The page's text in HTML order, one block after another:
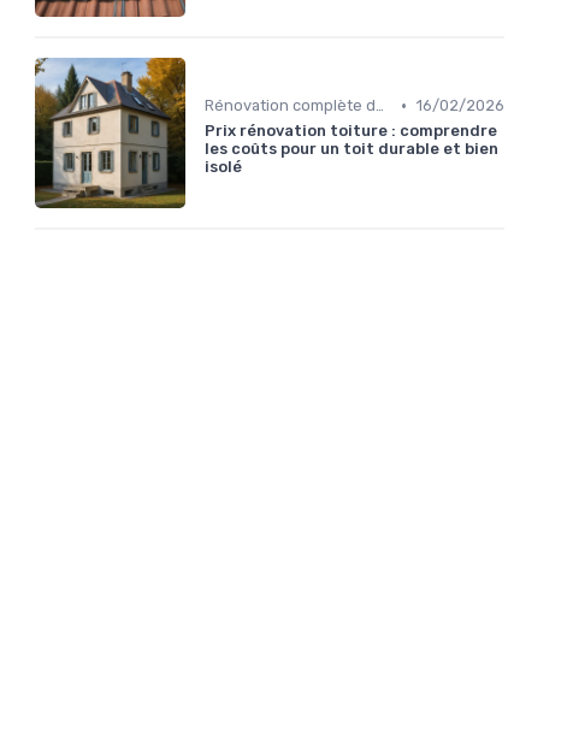
Rénovation complète de toit • 16/02/2026
Prix rénovation toiture : comprendre
les coûts pour un toit durable et bien
isolé